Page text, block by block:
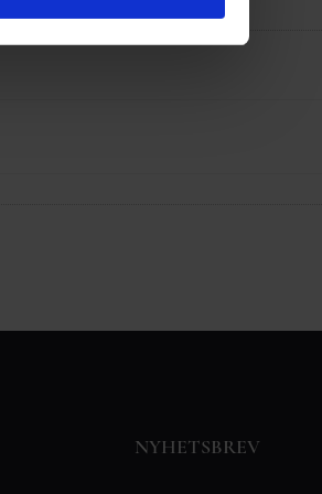
NYHETSBREV